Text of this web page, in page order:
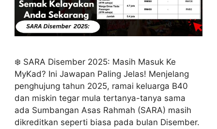
❄️ SARA Disember 2025: Masih Masuk Ke
MyKad? Ini Jawapan Paling Jelas! Menjelang
penghujung tahun 2025, ramai keluarga B40
dan miskin tegar mula tertanya-tanya sama
ada Sumbangan Asas Rahmah (SARA) masih
dikreditkan seperti biasa pada bulan Disember.